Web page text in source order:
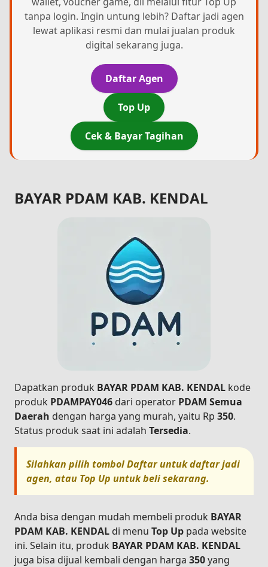
tanpa login. Ingin untung lebih? Daftar jadi agen
lewat aplikasi resmi dan mulai jualan produk
digital sekarang juga.
Daftar Agen
Top Up
Cek & Bayar Tagihan
BAYAR PDAM KAB. KENDAL
Dapatkan produk BAYAR PDAM KAB. KENDAL kode
produk PDAMPAY046 dari operator PDAM Semua
Daerah dengan harga yang murah, yaitu Rp 350.
Status produk saat ini adalah Tersedia.
Silahkan pilih tombolDaftaruntuk daftar jadi
agen, atau Top Up untuk beli sekarang.
Anda bisa dengan mudah membeli produk BAYAR
PDAM KAB. KENDAL di menu Top Up pada website
ini. Selain itu, produk BAYAR PDAM KAB. KENDAL
juga bisa dijual kembali dengan harga 350yang